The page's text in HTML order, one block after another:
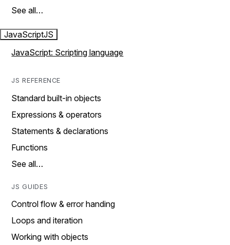
See all…
JavaScriptJS
JavaScript: Scripting language
JS REFERENCE
Standard built-in objects
Expressions & operators
Statements & declarations
Functions
See all…
JS GUIDES
Control flow & error handing
Loops and iteration
Working with objects